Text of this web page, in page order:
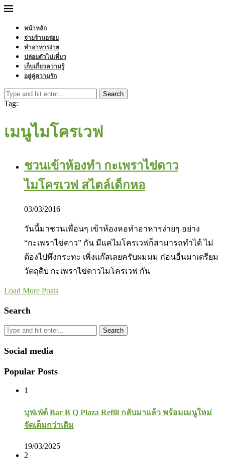
หน้าหลัก
จ่ายร้านอร่อย
ทำอาหารง่าย
ปล่อยตัวไปเที่ยว
เก็บเกี่ยวความรู้
อยู่คู่ความรัก
Search
Tag:
เมนูไมโครเวฟ
ชวนเข้าห้องทำ กะเพราไข่ดาว
ไมโครเวฟ สไตล์เด็กหอ
03/03/2016
วันนี้มาชวนเพื่อนๆ เข้าห้องหอทำอาหารง่ายๆ อย่าง
“กะเพราไข่ดาว” กัน มีแค่ไมโครเวฟก็สามารถทำได้ ไม่
ต้องไปพึ่งกระทะ เพิ่งแก๊สเลยครับผมมม ก่อนอื่นมาเตรียม
วัตถุดิบ กะเพราไข่ดาวไมโครเวฟ กัน
Load More Posts
Search
Search
Social media
Popular Posts
1
บุฟเฟ่ต์ Bar B Q Plaza Refill กลับมาแล้ว พร้อมเมนูใหม่
จัดเต็มกว่าเดิม
19/03/2025
2